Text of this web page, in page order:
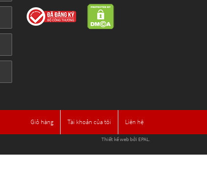
Giỏ hàng Tài khoản của tôi Liên hệ
Thiết kế web bởi EPAL.